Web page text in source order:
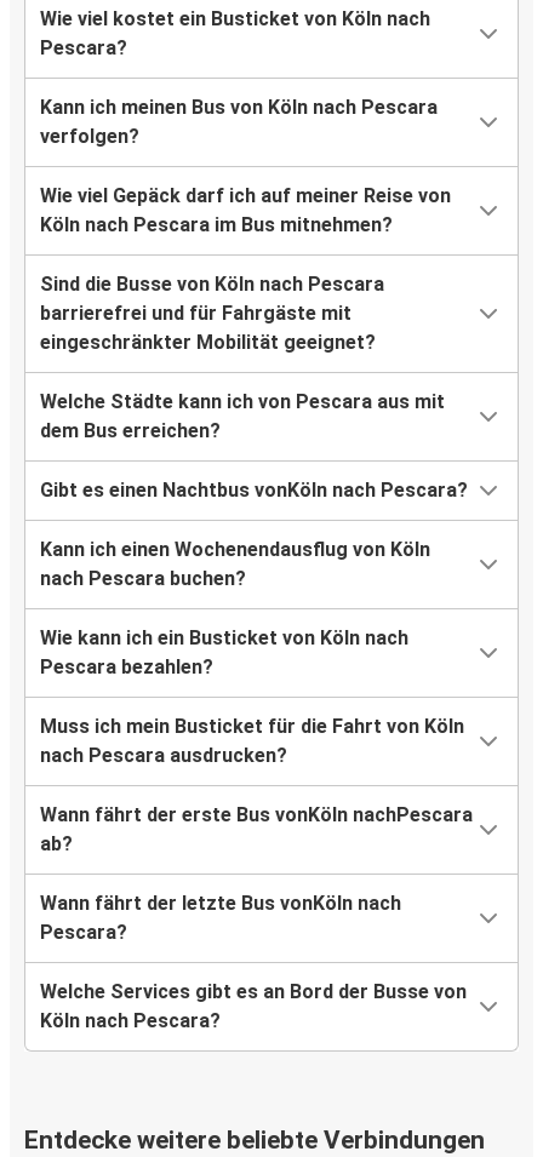
Wie viel kostet ein Busticket von Köln nach
Pescara?
Kann ich meinen Bus von Köln nach Pescara
verfolgen?
Wie viel Gepäck darf ich auf meiner Reise von
Köln nach Pescara im Bus mitnehmen?
Sind die Busse von Köln nach Pescara
barrierefrei und für Fahrgäste mit
eingeschränkter Mobilität geeignet?
Welche Städte kann ich von Pescara aus mit
dem Bus erreichen?
Gibt es einen Nachtbus vonKöln nach Pescara?
Kann ich einen Wochenendausflug von Köln
nach Pescara buchen?
Wie kann ich ein Busticket von Köln nach
Pescara bezahlen?
Muss ich mein Busticket für die Fahrt von Köln
nach Pescara ausdrucken?
Wann fährt der erste Bus vonKöln nachPescara
ab?
Wann fährt der letzte Bus vonKöln nach
Pescara?
Welche Services gibt es an Bord der Busse von
Köln nach Pescara?
Entdecke weitere beliebte Verbindungen